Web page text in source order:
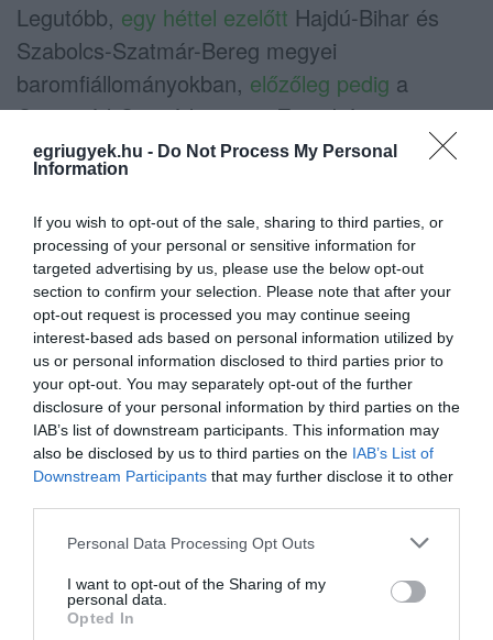
egriugyek.hu - Do Not Process My Personal
Information
If you wish to opt-out of the sale, sharing to third parties, or
processing of your personal or sensitive information for
targeted advertising by us, please use the below opt-out
section to confirm your selection. Please note that after your
opt-out request is processed you may continue seeing
interest-based ads based on personal information utilized by
us or personal information disclosed to third parties prior to
your opt-out. You may separately opt-out of the further
disclosure of your personal information by third parties on the
IAB’s list of downstream participants. This information may
also be disclosed by us to third parties on the IAB’s List of
Downstream Participants that may further disclose it to other
Please note that this website/app uses one or more Google
not limited to your visit or usage behaviour. You may click to
grant or deny consent to Google and its third-party tags to
use your data for below specified purposes in below Google
Personal Data Processing Opt Outs
I want to opt-out of the Sharing of my
personal data.
Opted In
Legutóbb, egy héttel ezelőtt Hajdú-Bihar és
Szabolcs-Szatmár-Bereg megyei
baromfiállományokban, előzőleg pedig a
Csongrád-Csanád megyei Zsombón, egy 17
400 pecsenyekacsából álló állománynál,
valamint a Békés megyei Újkígyóson, egy
8500 tenyészludat tartó gazdaságban illetve
egy Bács-Kiskun megyei gazdaság állatainál
mutatta ki a Nébih laboratóriuma a
madárinfluenza H5N1 altípusát.
Viaugytudjuk.hu)
Ne maradjon le a legfrissebb hírekről, kövessen
bennünket az EGRI ÜGYEK Google Hírek oldalán!
VISSZA A FŐOLDALRA